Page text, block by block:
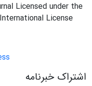
Licensed under the
License
اشتراک خبرنامه